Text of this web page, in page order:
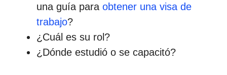
una guía para obtener una visa de
trabajo?
¿Cuál es su rol?
¿Dónde estudió o se capacitó?